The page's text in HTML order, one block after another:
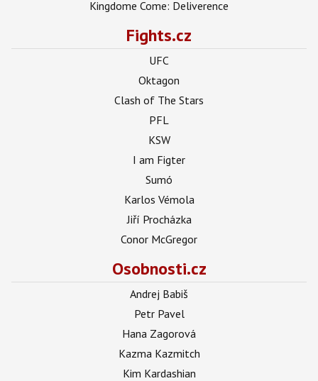
Kingdome Come: Deliverence
Fights.cz
UFC
Oktagon
Clash of The Stars
PFL
KSW
I am Figter
Sumó
Karlos Vémola
Jiří Procházka
Conor McGregor
Osobnosti.cz
Andrej Babiš
Petr Pavel
Hana Zagorová
Kazma Kazmitch
Kim Kardashian